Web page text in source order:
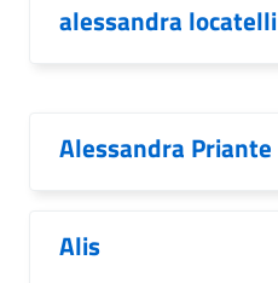
alessandra locatelli
Alessandra Priante
Alis